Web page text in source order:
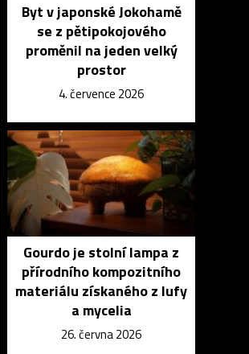
Byt v japonské Jokohamě
se z pětipokojového
proměnil na jeden velký
prostor
4. července 2026
Gourdo je stolní lampa z
přírodního kompozitního
materiálu získaného z lufy
a mycelia
26. června 2026